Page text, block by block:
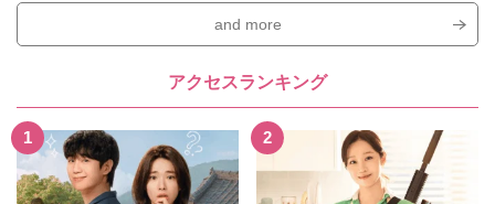
and more
アクセスランキング